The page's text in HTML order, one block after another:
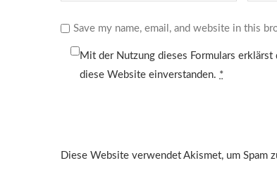
Save my name, email, and website in this
Mit der Nutzung dieses Formulars
diese Website einverstanden. *
Diese Website verwendet Akismet, um Spam